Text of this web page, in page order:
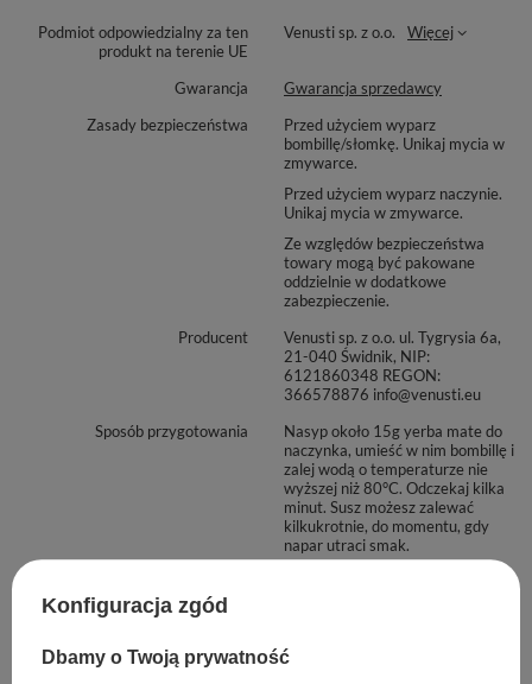
Podmiot odpowiedzialny za ten
produkt na terenie UE
Venusti sp. z o.o. Więcej
Gwarancja
Gwarancja sprzedawcy
Zasady bezpieczeństwa
Przed użyciem wyparz
bombillę/słomkę. Unikaj mycia w
zmywarce.
Przed użyciem wyparz naczynie.
Unikaj mycia w zmywarce.
Ze względów bezpieczeństwa
towary mogą być pakowane
oddzielnie w dodatkowe
zabezpieczenie.
Producent
Venusti sp. z o.o. ul. Tygrysia 6a,
21-040 Świdnik, NIP:
6121860348 REGON:
366578876 info@venusti.eu
Sposób przygotowania
Nasyp około 15g yerba mate do
naczynka, umieść w nim bombillę i
zalej wodą o temperaturze nie
wyższej niż 80°C. Odczekaj kilka
minut. Susz możesz zalewać
kilkukrotnie, do momentu, gdy
napar utraci smak.
Marka
Soul Mate
Konfiguracja zgód
Dbamy o Twoją prywatność